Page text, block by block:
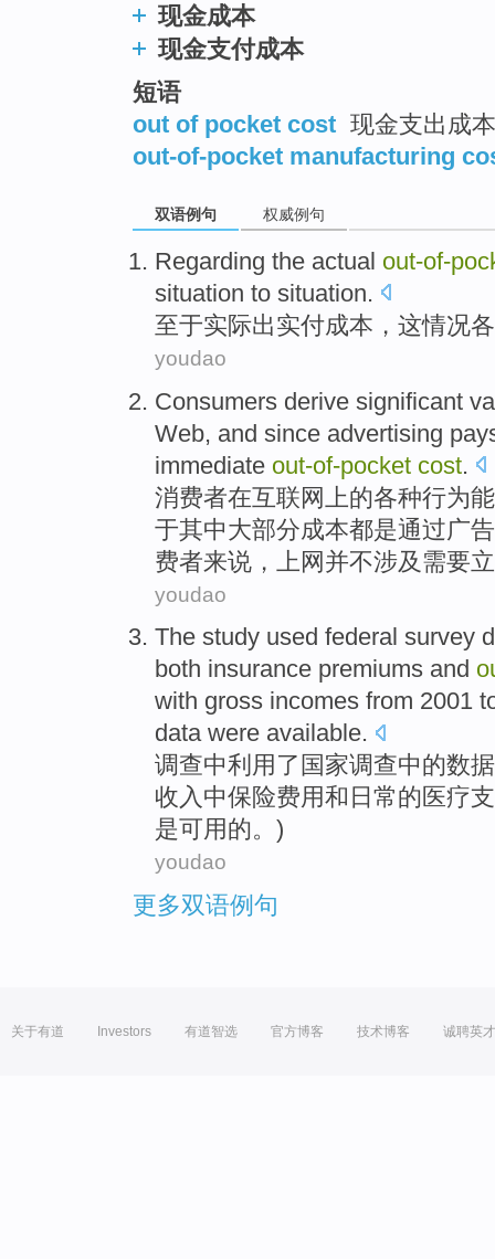
现金成本
现金支付成本
短语
out of pocket cost 现金支出成本
out-of-pocket manufacturing
双语例句 权威例句
Regarding the actual out-of-
situation to situation.
至于实际出实付成本 ， 这情况
youdao
Consumers derive significant
Web, and since advertising
immediate out-of-pocket cost.
消费者在互联网 上的各种行为
于其中大部分成本都是通过广
费者来说，上网 并不涉及需要
youdao
The study used federal survey
both insurance premiums and
with gross incomes from 2001
data were available.
调查中利用 了 国家调查中的数据
收入中保险费用和 日常的 医疗
是可用 的。)
youdao
更多双语例句
关于有道 Investors 有道智选 官方博客 技术博客 诚聘英才